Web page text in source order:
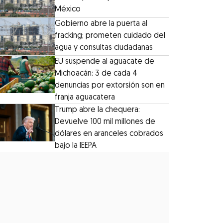
México
Gobierno abre la puerta al
fracking; prometen cuidado del
agua y consultas ciudadanas
EU suspende al aguacate de
Michoacán: 3 de cada 4
denuncias por extorsión son en
franja aguacatera
Trump abre la chequera:
Devuelve 100 mil millones de
dólares en aranceles cobrados
bajo la IEEPA